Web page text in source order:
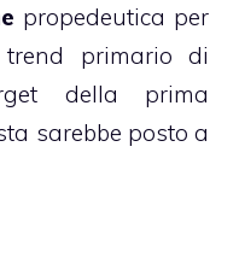
propedeutica per
primario di
della prima
sarebbe posto a